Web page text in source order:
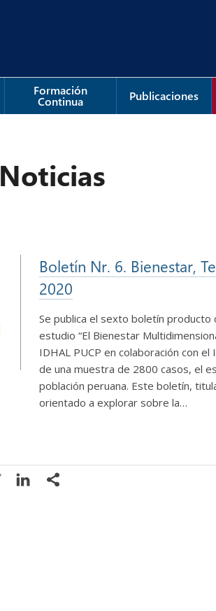
Formación
Continua Publicaciones
Noticias
Boletín Nr. 6. Bienestar,
2020
Se publica el sexto boletín
estudio “El Bienestar
IDHAL PUCP en colaboración con
de una muestra de 2800 casos, el
población peruana. Este boletín,
orientado a explorar sobre la…